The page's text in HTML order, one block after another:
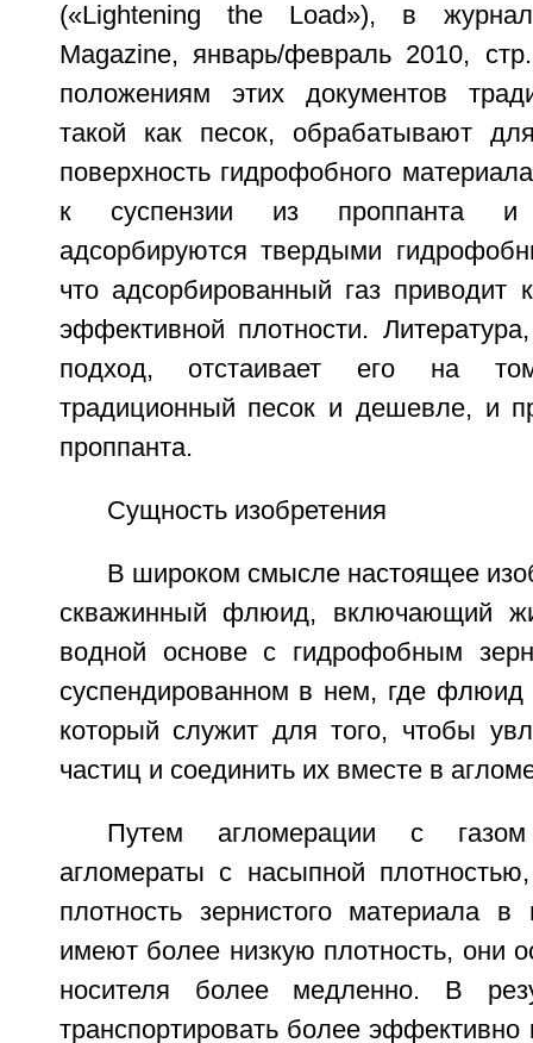
(«Lightening the Load»), в
Magazine, январь/февраль 2010,
положениям этих документов
такой как песок, обрабатывают
поверхность гидрофобного
к суспензии из проппанта
адсорбируются твердыми
что адсорбированный газ приводит
эффективной плотности.
подход, отстаивает его на
традиционный песок и дешевле, и
проппанта.
Сущность изобретения
В широком смысле настоящее
скважинный флюид, включающий
водной основе с гидрофобным
суспендированном в нем, где флюид
который служит для того, чтобы
частиц и соединить их вместе в
Путем агломерации с
агломераты с насыпной
плотность зернистого материала
имеют более низкую плотность, они
носителя более медленно. В
транспортировать более